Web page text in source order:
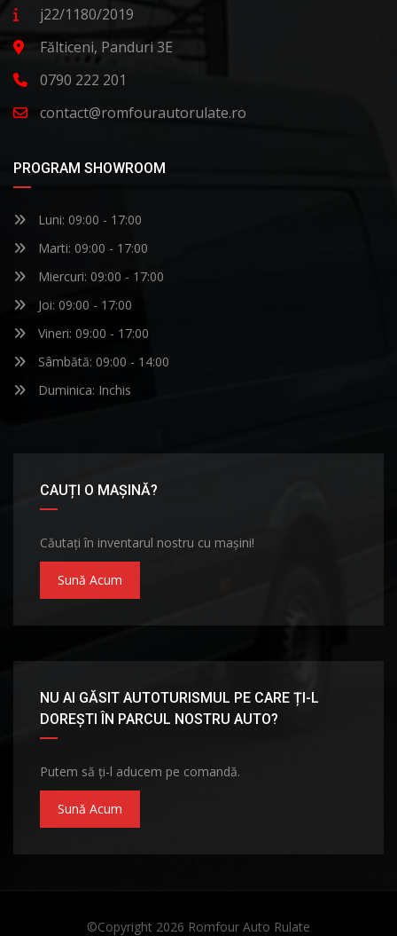
j22/1180/2019
Fălticeni, Panduri 3E
0790 222 201
contact@romfourautorulate.ro
PROGRAM SHOWROOM
Luni: 09:00 - 17:00
Marti: 09:00 - 17:00
Miercuri: 09:00 - 17:00
Joi: 09:00 - 17:00
Vineri: 09:00 - 17:00
Sâmbătă: 09:00 - 14:00
Duminica: Inchis
CAUȚI O MAȘINĂ?
Căutați în inventarul nostru cu mașini!
Sună Acum
NU AI GĂSIT AUTOTURISMUL PE CARE ȚI-L
DOREȘTI ÎN PARCUL NOSTRU AUTO?
Putem să ți-l aducem pe comandă.
Sună Acum
©Copyright 2026 Romfour Auto Rulate